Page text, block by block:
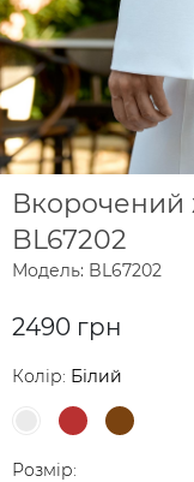
BL67202
Модель: BL67202
2490 грн
Колір: Білий
Розмір: